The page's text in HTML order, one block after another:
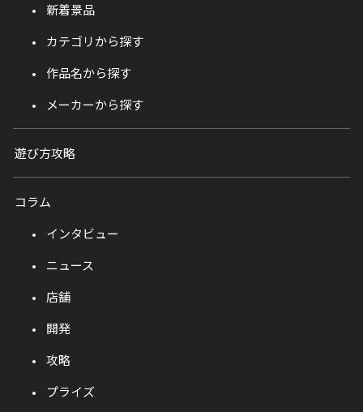
新着景品
カテゴリから探す
作品名から探す
メーカーから探す
遊び方攻略
コラム
インタビュー
ニュース
店舗
開発
攻略
プライズ